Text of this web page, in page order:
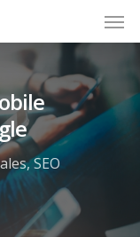
,SEO